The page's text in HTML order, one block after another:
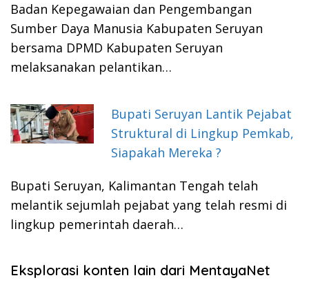
Badan Kepegawaian dan Pengembangan
Sumber Daya Manusia Kabupaten Seruyan
bersama DPMD Kabupaten Seruyan
melaksanakan pelantikan…
Bupati Seruyan Lantik Pejabat
Struktural di Lingkup Pemkab,
Siapakah Mereka ?
Bupati Seruyan, Kalimantan Tengah telah
melantik sejumlah pejabat yang telah resmi di
lingkup pemerintah daerah…
Eksplorasi konten lain dari MentayaNet